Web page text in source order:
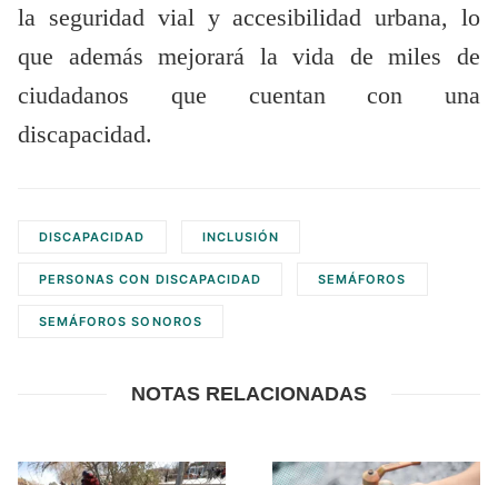
la seguridad vial y accesibilidad urbana, lo
que además mejorará la vida de miles de
ciudadanos que cuentan con una
discapacidad.
DISCAPACIDAD INCLUSIÓN
PERSONAS CON DISCAPACIDAD SEMÁFOROS
SEMÁFOROS SONOROS
NOTAS RELACIONADAS